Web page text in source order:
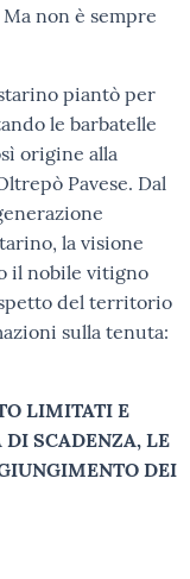
non è sempre
piantò per
le barbatelle
origine alla
Pavese. Dal
la visione
il nobile vitigno
del territorio
sulla tenuta:
LIMITATI E
SCADENZA, LE
DEI